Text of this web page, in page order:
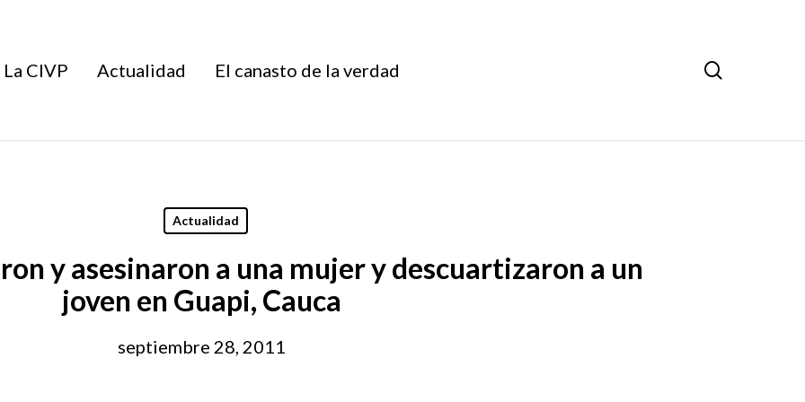
La CIVP Actualidad El canasto de la verdad
Actualidad
y asesinaron a una mujer y descuartizaron a un
joven en Guapi, Cauca
septiembre 28, 2011